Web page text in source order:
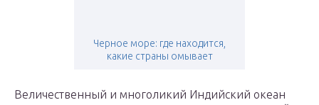
Черное море: где находится,
какие страны омывает
Величественный и многоликий Индийский океан